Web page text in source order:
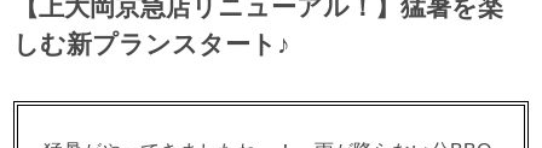
【上大岡京急店リニューアル！】猛暑を楽
しむ新プランスタート♪